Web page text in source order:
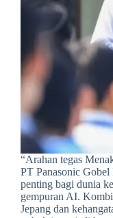
​“Arahan tegas
PT Panasonic Gobel
penting bagi dunia
gempuran AI.
Jepang dan